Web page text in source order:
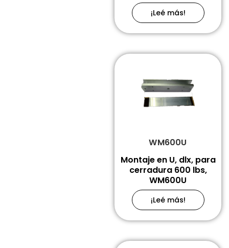
¡Leé más!
WM600U
Montaje en U, dlx, para
cerradura 600 lbs,
WM600U
¡Leé más!